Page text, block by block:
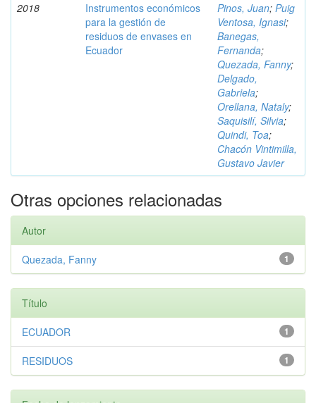
2018
Instrumentos económicos
para la gestión de
residuos de envases en
Ecuador
Pinos, Juan; Puig
Ventosa, Ignasi;
Banegas,
Fernanda;
Quezada, Fanny;
Delgado,
Gabriela;
Orellana, Nataly;
Saquisilí, Silvia;
Quindi, Toa;
Chacón Vintimilla,
Gustavo Javier
Otras opciones relacionadas
Autor
1
Quezada, Fanny
Título
1
ECUADOR
1
RESIDUOS